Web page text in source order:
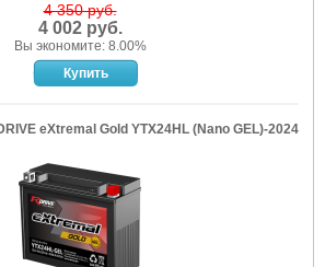
4 350 руб.
4 002 руб.
Вы экономите: 8.00%
eXtremal Gold YTX24HL (Nano GEL)-2024